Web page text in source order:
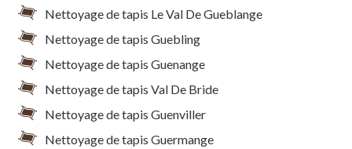
Nettoyage de tapis Le Val De Gueblange
Nettoyage de tapis Guebling
Nettoyage de tapis Guenange
Nettoyage de tapis Val De Bride
Nettoyage de tapis Guenviller
Nettoyage de tapis Guermange